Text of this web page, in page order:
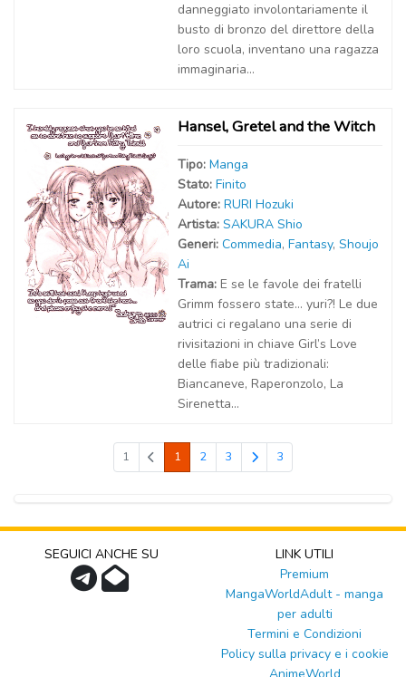
danneggiato involontariamente il
busto di bronzo del direttore della
loro scuola, inventano una ragazza
immaginaria...
Hansel, Gretel and the Witch
Tipo: Manga
Stato: Finito
Autore: RURI Hozuki
Artista: SAKURA Shio
Generi: Commedia, Fantasy, Shoujo
Ai
Trama: E se le favole dei fratelli
Grimm fossero state… yuri?! Le due
autrici ci regalano una serie di
rivisitazioni in chiave Girl’s Love
delle fiabe più tradizionali:
Biancaneve, Raperonzolo, La
Sirenetta...
1 1 2 3 3
SEGUICI ANCHE SU
LINK UTILI
Premium
MangaWorldAdult - manga
per adulti
Termini e Condizioni
Policy sulla privacy e i cookie